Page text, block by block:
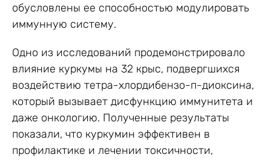
обусловлены ее способностью модулировать
иммунную систему.
Одно из исследований продемонстрировало
влияние куркумы на 32 крыс, подвергшихся
воздействию тетра-хлордибензо-п-диоксина,
который вызывает дисфункцию иммунитета и
даже онкологию. Полученные результаты
показали, что куркумин эффективен в
профилактике и лечении токсичности,